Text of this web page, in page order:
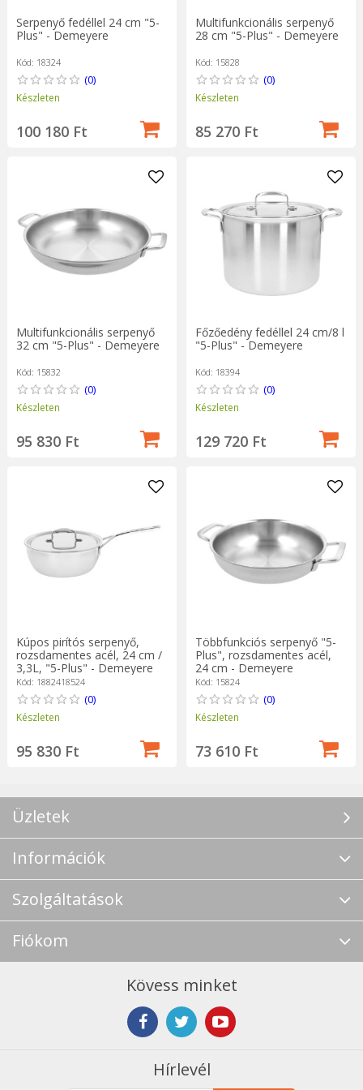
Serpenyő fedéllel 24 cm "5-
Plus" - Demeyere
Kód: 18324
(0)
Készleten
100 180 Ft
Multifunkcionális serpenyő
28 cm "5-Plus" - Demeyere
Kód: 15828
(0)
Készleten
85 270 Ft
Multifunkcionális serpenyő
32 cm "5-Plus" - Demeyere
Kód: 15832
(0)
Készleten
95 830 Ft
Főzőedény fedéllel 24 cm/8 l
"5-Plus" - Demeyere
Kód: 18394
(0)
Készleten
129 720 Ft
Kúpos pirítós serpenyő,
rozsdamentes acél, 24 cm /
3,3L, "5-Plus" - Demeyere
Kód: 1882418524
(0)
Készleten
95 830 Ft
Többfunkciós serpenyő "5-
Plus", rozsdamentes acél,
24 cm - Demeyere
Kód: 15824
(0)
Készleten
73 610 Ft
Üzletek
Információk
Szolgáltatások
Fiókom
Kövess minket
Hírlevél